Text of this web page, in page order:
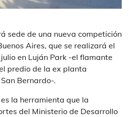
sede de una nueva competición
Aires, que se realizará el
en Luján Park -el flamante
predio de la ex planta
Bernardo-.
la herramienta que la
del Ministerio de Desarrollo